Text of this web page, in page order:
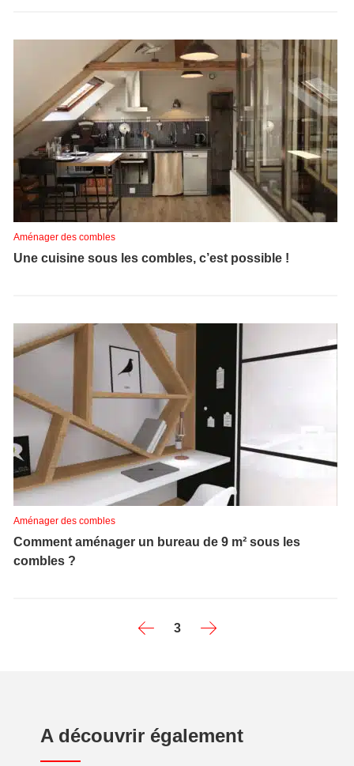
Aménager des combles
Une cuisine sous les combles, c’est possible !
Aménager des combles
Comment aménager un bureau de 9 m² sous les
combles ?
3
A découvrir également